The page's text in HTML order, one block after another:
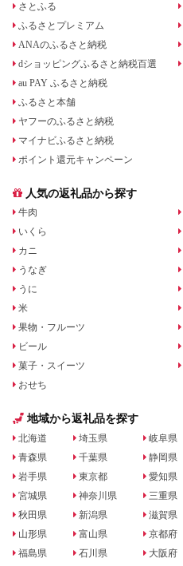
さとふる
ふるさとプレミアム
ANAのふるさと納税
dショッピングふるさと納税百選
au PAY ふるさと納税
ふるさと本舗
ヤフーのふるさと納税
マイナビふるさと納税
ポイント還元キャンペーン
人気の返礼品から探す
牛肉
いくら
カニ
うなぎ
うに
米
果物・フルーツ
ビール
菓子・スイーツ
おせち
地域から返礼品を探す
北海道
青森県
岩手県
宮城県
秋田県
山形県
福島県
埼玉県
千葉県
東京都
神奈川県
新潟県
富山県
石川県
岐阜県
静岡県
愛知県
三重県
滋賀県
京都府
大阪府